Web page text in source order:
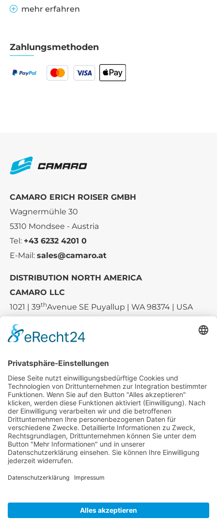
mehr erfahren
Zahlungsmethoden
CAMARO ERICH ROISER GMBH
Wagnermühle 30
5310 Mondsee - Austria
Tel: +43 6232 4201 0
E-Mail: sales@camaro.at
DISTRIBUTION NORTH AMERICA
CAMARO LLC
1021 | 39thAvenue SE Puyallup | WA 98374 | USA
Tel.:+1 253-867-57 35
Unternehmen
Service
Media
© 2026 - Camaro Erich Roiser GmbH
AGB Impressum